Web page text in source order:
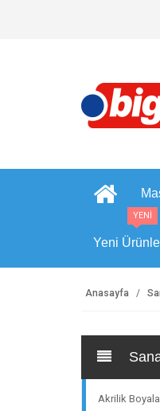
Yeni
YENİ
Anasayfa
Akrilik